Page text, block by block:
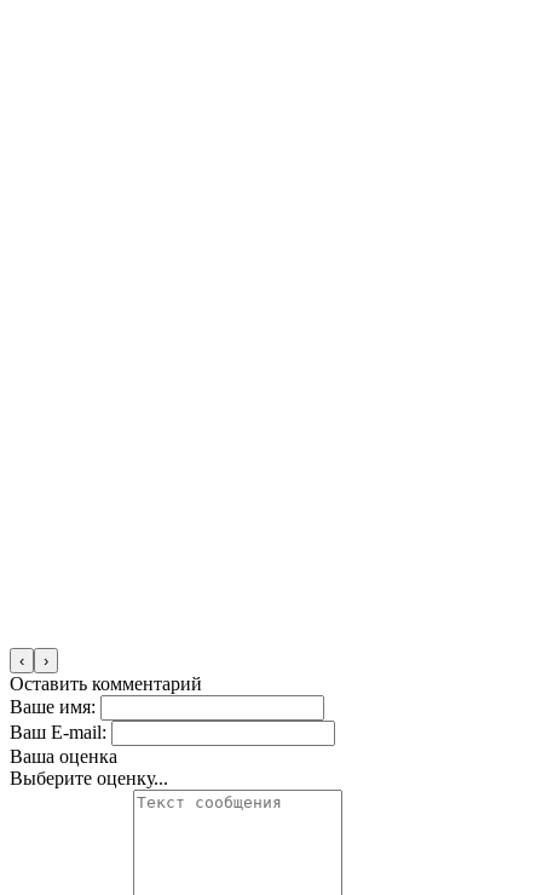
‹ ›
Оставить комментарий
Ваше имя:
Ваш E-mail:
Ваша оценка
Выберите оценку...